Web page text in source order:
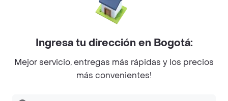
Sobre Rappi
Facebook
Twitter
Instagram
Ingresa tu dirección en Bogotá:
Mejor servicio, entregas más rápidas y los precios
más convenientes!